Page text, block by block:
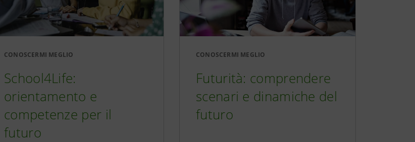
CONOSCERMI MEGLIO
School4Life:
orientamento e
competenze per il
futuro
CONOSCERMI MEGLIO
Futurità: comprendere
scenari e dinamiche del
futuro